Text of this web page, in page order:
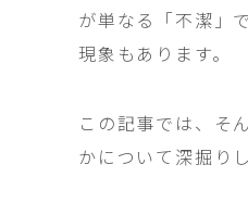
が単なる「不潔」
現象もあります。
この記事では、そ
かについて深掘り